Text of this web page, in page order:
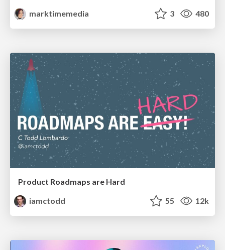
marktimemedia
3 480
Product Roadmaps are Hard
iamctodd
55 12k